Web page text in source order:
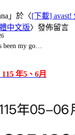
」於〈[下載] avast!
中文版〉發佈留言
been my go…
年5、6月